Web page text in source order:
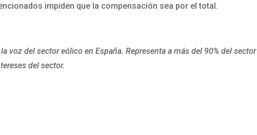
impiden que la compensación sea por el total.
voz del sector eólico en España. Representa a más del 90% del
del sector.